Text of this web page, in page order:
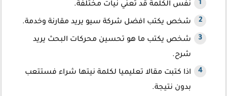
نفس الكلمة قد تعني نيات مختلفة.
شخص يكتب افضل شركة سيو يريد مقارنة وخدمة.
شخص يكتب ما هو تحسين محركات البحث يريد
شرح.
اذا كتبت مقالا تعليميا لكلمة نيتها شراء فستتعب
بدون نتيجة.